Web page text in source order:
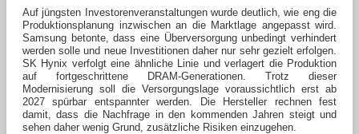
Auf jüngsten Investorenveranstaltungen wurde deutlich, wie eng die
Produktionsplanung inzwischen an die Marktlage angepasst wird.
Samsung betonte, dass eine Überversorgung unbedingt verhindert
werden solle und neue Investitionen daher nur sehr gezielt erfolgen.
SK Hynix verfolgt eine ähnliche Linie und verlagert die Produktion
auf fortgeschrittene DRAM-Generationen. Trotz dieser
Modernisierung soll die Versorgungslage voraussichtlich erst ab
2027 spürbar entspannter werden. Die Hersteller rechnen fest
damit, dass die Nachfrage in den kommenden Jahren steigt und
sehen daher wenig Grund, zusätzliche Risiken einzugehen.